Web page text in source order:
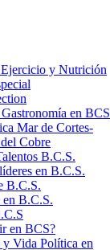
y Nutrición
en BCS
Mar de Cortes-
Cobre
B.C.S.
en B.C.S.
B.C.S.
en B.C.S.
en BCS?
y Vida Política en